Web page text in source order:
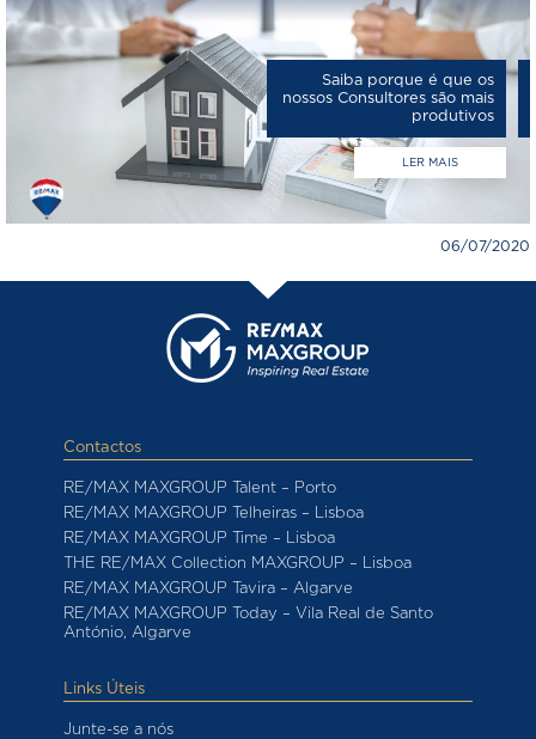
Saiba porque é que os
nossos Consultores são mais
produtivos
LER MAIS
06/07/2020
Contactos
RE/MAX MAXGROUP Talent – Porto
RE/MAX MAXGROUP Telheiras – Lisboa
RE/MAX MAXGROUP Time – Lisboa
THE RE/MAX Collection MAXGROUP – Lisboa
RE/MAX MAXGROUP Tavira – Algarve
RE/MAX MAXGROUP Today – Vila Real de Santo
António, Algarve
Links Úteis
Junte-se a nós